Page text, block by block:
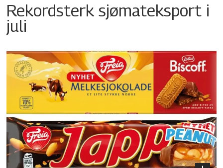
Rekordsterk sjømateksport i
juli